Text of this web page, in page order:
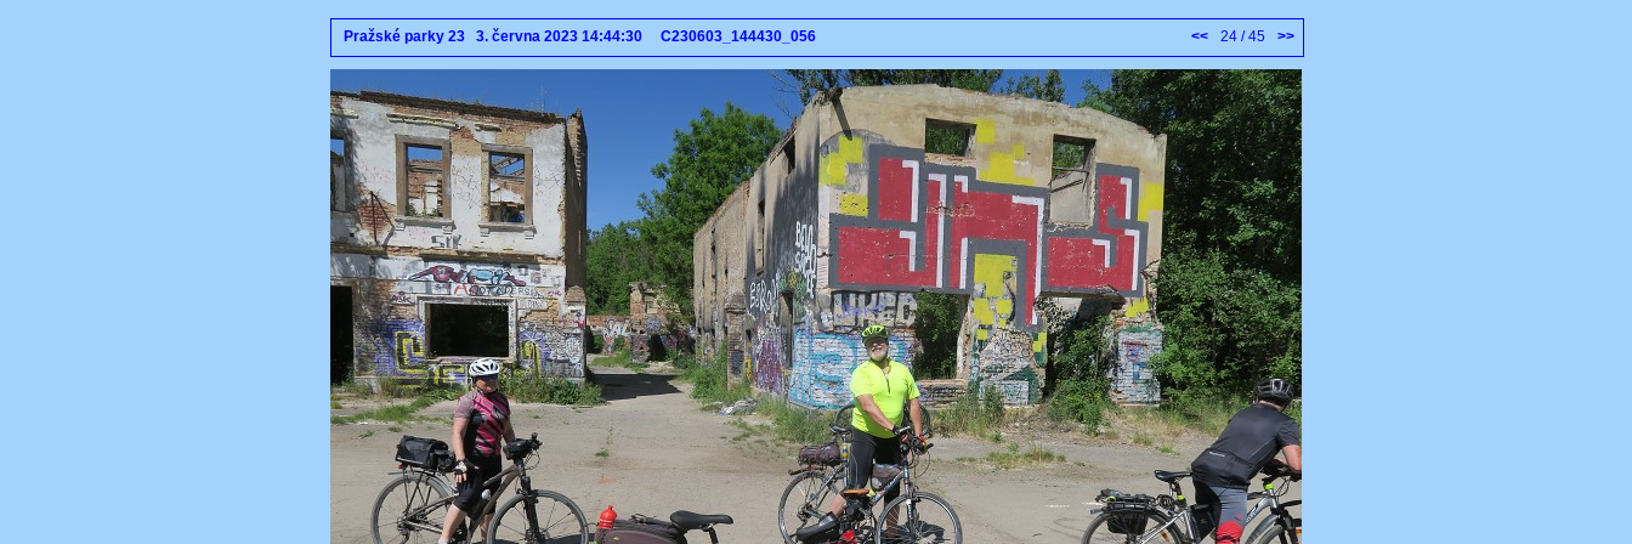
Pražské parky 23 3. června 2023 14:44:30 C230603_144430_056 << 24 / 45 >>